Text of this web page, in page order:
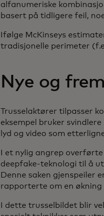
alfanumeriske
basert på tidligere feil,
Ifølge McKinseys
tradisjonelle perimeter
Nye og
Trusselaktører tilpasser
eksempel bruker
lyd og video som
I et nylig angrep
deepfake-teknologi til å
Denne saken gjenspeiler
rapporterte om en
I dette trusselbildet blir